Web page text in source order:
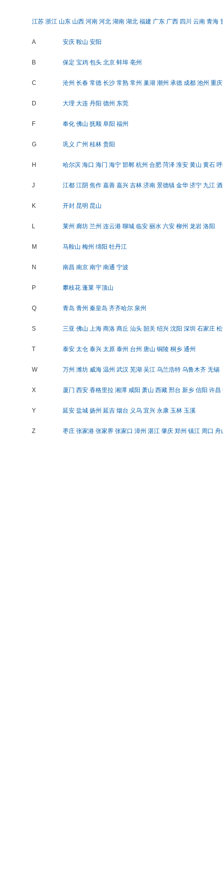
江苏 浙江 山东 山西 河南 河北 湖南 湖北 福建 广东 广西 四川 云南 青海
A 安庆 鞍山 安阳
B 保定 宝鸡 包头 北京 蚌埠 亳州
C 沧州 长春 常德 长沙 常熟 常州 巢湖 潮州 承德 成都 池州 重庆
D 大理 大连 丹阳 德州 东莞
F 奉化 佛山 抚顺 阜阳 福州
G 巩义 广州 桂林 贵阳
H 哈尔滨 海口 海门 海宁 邯郸 杭州 合肥 菏泽 淮安 黄山 黄石
J 江都 江阴 焦作 嘉善 嘉兴 吉林 济南 景德镇 金华 济宁 九江
K 开封 昆明 昆山
L 莱州 廊坊 兰州 连云港 聊城 临安 丽水 六安 柳州 龙岩 洛阳
M 马鞍山 梅州 绵阳 牡丹江
N 南昌 南京 南宁 南通 宁波
P 攀枝花 蓬莱 平顶山
Q 青岛 青州 秦皇岛 齐齐哈尔 泉州
S 三亚 佛山 上海 商洛 商丘 汕头 韶关 绍兴 沈阳 深圳 石家庄
T 泰安 太仓 泰兴 太原 泰州 台州 唐山 铜陵 桐乡 通州
W 万州 潍坊 威海 温州 武汉 芜湖 吴江 乌兰浩特 乌鲁木齐 无锡
X 厦门 西安 香格里拉 湘潭 咸阳 萧山 西藏 邢台 新乡 信阳 许昌
Y 延安 盐城 扬州 延吉 烟台 义乌 宜兴 永康 玉林 玉溪
Z 枣庄 张家港 张家界 张家口 漳州 湛江 肇庆 郑州 镇江 周口 舟